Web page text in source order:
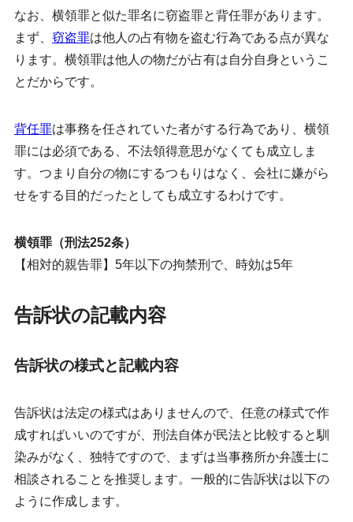
なお、横領罪と似た罪名に窃盗罪と背任罪があります。
まず、 窃盗罪は他人の占有物を盗む行為である点が異な
ります。横領罪は他人の物だが占有は自分自身というこ
とだからです。
背任罪は事務を任されていた者がする行為であり、横領
罪には必須である、 不法領得意思がなくても成立 しま
す。つまり自分の物にするつもりはなく、会社に嫌がら
せをする目的だったとしても成立するわけです。
横領罪（刑法252条）
【相対的親告罪】5年以下の拘禁刑で、時効は5年
告訴状の記載内容
告訴状の様式と記載内容
告訴状は法定の様式はありませんので、任意の様式で作
成すればいいのですが、刑法自体が民法と比較すると馴
染みがなく、独特ですので、まずは当事務所か弁護士に
相談されることを推奨します。一般的に告訴状は以下の
ように作成します。